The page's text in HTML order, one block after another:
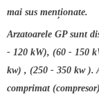
mai sus menționate.
Arzatoarele GP sunt
- 120 kW), (60 - 150
kw) , (250 - 350 kw ).
comprimat